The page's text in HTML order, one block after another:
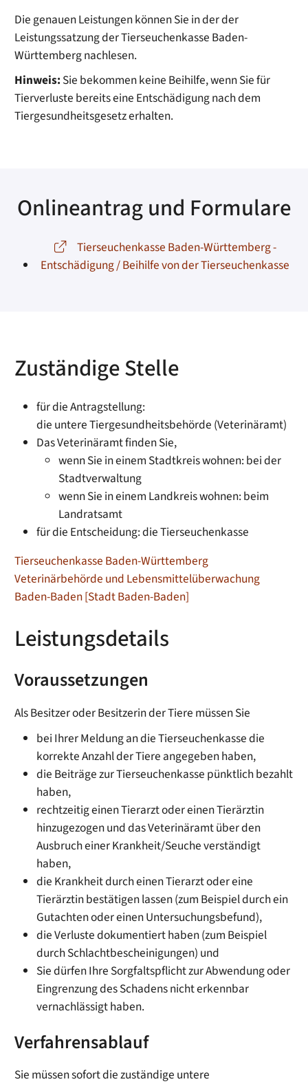
Die genauen Leistungen können Sie in der der
Leistungssatzung der Tierseuchenkasse Baden-
Württemberg nachlesen.
Hinweis: Sie bekommen keine Beihilfe, wenn Sie für
Tierverluste bereits eine Entschädigung nach dem
Tiergesundheitsgesetz erhalten.
Onlineantrag und Formulare
Tierseuchenkasse Baden-Württemberg -
Entschädigung / Beihilfe von der Tierseuchenkasse
Zuständige Stelle
für die Antragstellung:
die untere Tiergesundheitsbehörde (Veterinäramt)
Das Veterinäramt finden Sie,
wenn Sie in einem Stadtkreis wohnen: bei der
Stadtverwaltung
wenn Sie in einem Landkreis wohnen: beim
Landratsamt
für die Entscheidung: die Tierseuchenkasse
Tierseuchenkasse Baden-Württemberg
Veterinärbehörde und Lebensmittelüberwachung
Baden-Baden [Stadt Baden-Baden]
Leistungsdetails
Voraussetzungen
Als Besitzer oder Besitzerin der Tiere müssen Sie
bei Ihrer Meldung an die Tierseuchenkasse die
korrekte Anzahl der Tiere angegeben haben,
die Beiträge zur Tierseuchenkasse pünktlich bezahlt
haben,
rechtzeitig einen Tierarzt oder einen Tierärztin
hinzugezogen und das Veterinäramt über den
Ausbruch einer Krankheit/Seuche verständigt
haben,
die Krankheit durch einen Tierarzt oder eine
Tierärztin bestätigen lassen(zum Beispiel durch ein
Gutachten oder einen Untersuchungsbefund),
die Verluste dokumentiert haben(zum Beispiel
durch Schlachtbescheinigungen) und
Sie dürfen Ihre Sorgfaltspflicht zur Abwendung oder
Eingrenzung des Schadens nicht erkennbar
vernachlässigt haben.
Verfahrensablauf
Sie müssen sofort die zuständige untere